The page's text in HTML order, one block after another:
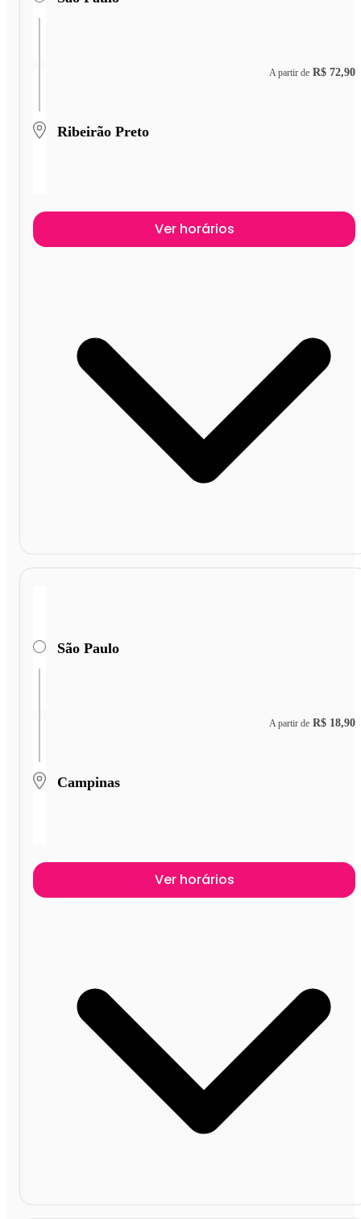
Ribeirão Preto
A partir de R$ 72,90
Ver horários
São Paulo
Campinas
A partir de R$ 18,90
Ver horários